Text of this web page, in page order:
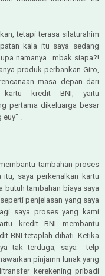
tetapi terasa silaturahim
kala itu saya sedang
namanya.. mbak siapa?!
produk perbankan Giro,
masa depan dari
kartu kredit BNI, yaitu
pertama dikeluarga besar
.
tambahan proses
saya perkenalkan kartu
butuh tambahan biaya saya
seperti penjelasan yang saya
saya proses yang kami
kredit BNI membantu
BNI tetaplah dihati. Ketika
tak terduga, saya telp
pinjamn lunak yang
kerekening pribadi